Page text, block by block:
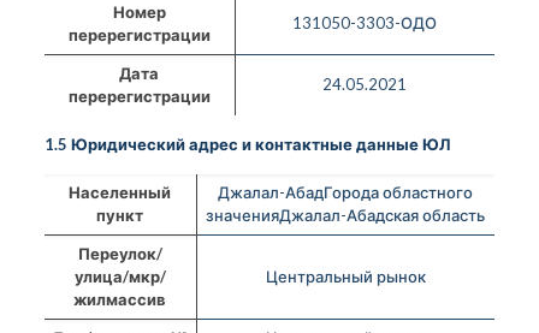
Номер
перерегистрации
131050-3303-ОДО
Дата
перерегистрации
24.05.2021
1.5 Юридический адрес и контактные данные ЮЛ
Населенный
пункт
Джалал-АбадГорода областного
значенияДжалал-Абадская область
Переулок/
улица/мкр/
жилмассив
Центральный рынок